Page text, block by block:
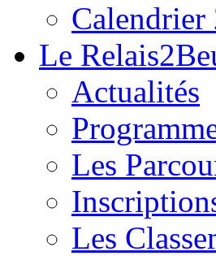
Calendrier
Le
Actualités
Les
Les